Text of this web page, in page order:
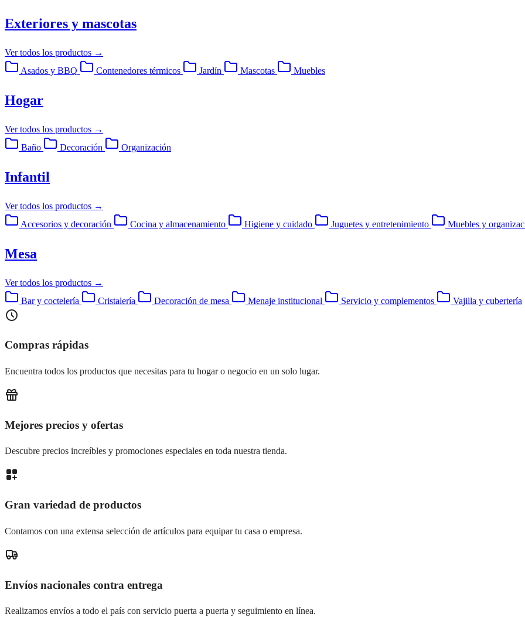
Exteriores y mascotas
Ver todos los productos →
Asados y BBQ
Contenedores térmicos Jardín Mascotas Muebles
Hogar
Ver todos los productos →
Baño
Decoración Organización
Infantil
Ver todos los productos →
Accesorios y decoración
Cocina y almacenamiento Higiene y cuidado Juguetes y entretenimiento Muebles y
Mesa
Ver todos los productos →
Bar y coctelería
Cristalería Decoración de mesa Menaje institucional Servicio y complementos Vajilla y cubertería
Compras rápidas
Encuentra todos los productos que necesitas para tu hogar o negocio en un solo lugar.
Mejores precios y ofertas
Descubre precios increíbles y promociones especiales en toda nuestra tienda.
Gran variedad de productos
Contamos con una extensa selección de artículos para equipar tu casa o empresa.
Envíos nacionales contra entrega
Realizamos envíos a todo el país con servicio puerta a puerta y seguimiento en línea.